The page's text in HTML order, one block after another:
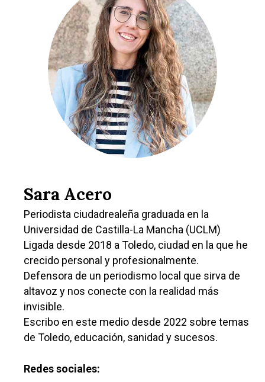
Sara Acero
Periodista ciudadrealeña graduada en la
Universidad de Castilla-La Mancha (UCLM)
Ligada desde 2018 a Toledo, ciudad en la que he
crecido personal y profesionalmente.
Defensora de un periodismo local que sirva de
altavoz y nos conecte con la realidad más
invisible.
Escribo en este medio desde 2022 sobre temas
de Toledo, educación, sanidad y sucesos.
Redes sociales:
Castilla-La
Toledo
Ciudad Real
Talavera
Sanidad
Economía
Deportes
Sucesos
Medio Ambiente
Planeta Rural
Especiales
Política